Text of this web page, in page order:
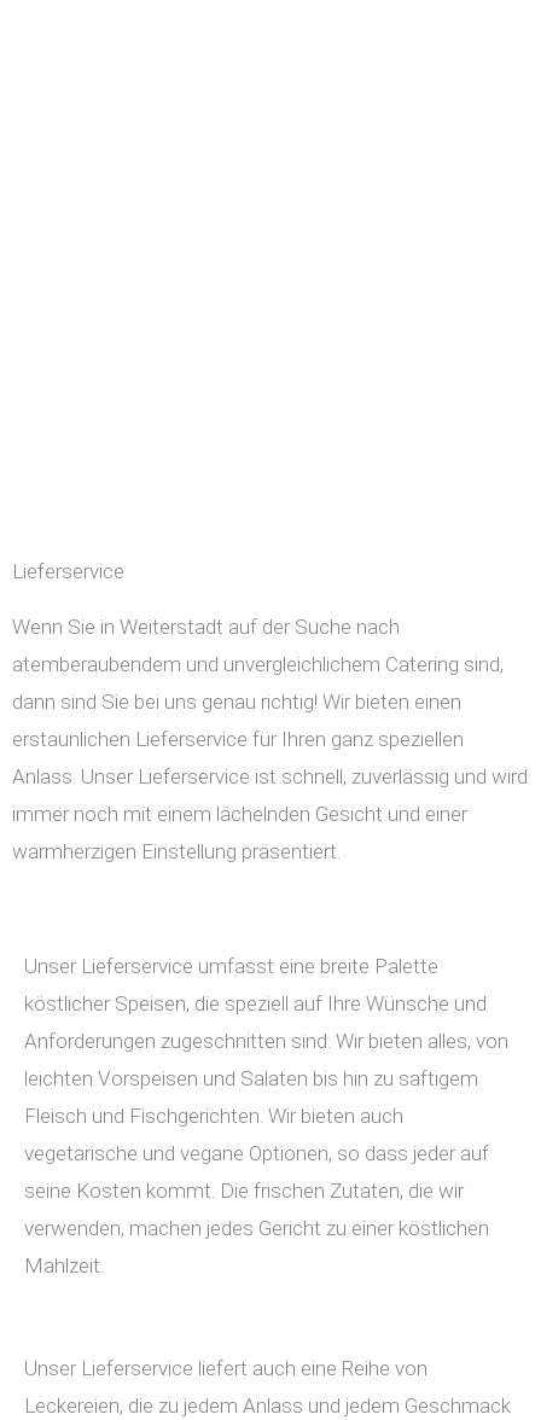
Lieferservice
Wenn Sie in Weiterstadt auf der Suche nach
atemberaubendem und unvergleichlichem Catering sind,
dann sind Sie bei uns genau richtig! Wir bieten einen
erstaunlichen Lieferservice für Ihren ganz speziellen
Anlass. Unser Lieferservice ist schnell, zuverlässig und wird
immer noch mit einem lächelnden Gesicht und einer
warmherzigen Einstellung präsentiert.
Unser Lieferservice umfasst eine breite Palette
köstlicher Speisen, die speziell auf Ihre Wünsche und
Anforderungen zugeschnitten sind. Wir bieten alles, von
leichten Vorspeisen und Salaten bis hin zu saftigem
Fleisch und Fischgerichten. Wir bieten auch
vegetarische und vegane Optionen, so dass jeder auf
seine Kosten kommt. Die frischen Zutaten, die wir
verwenden, machen jedes Gericht zu einer köstlichen
Mahlzeit.
Unser Lieferservice liefert auch eine Reihe von
Leckereien, die zu jedem Anlass und jedem Geschmack